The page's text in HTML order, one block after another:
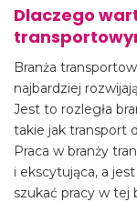
Dlaczego
Branża
najbardziej
Jest to rozległa
takie jak transport
Praca w branży
i ekscytująca, a
szukać pracy w tej